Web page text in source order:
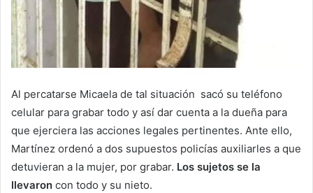
Al percatarse Micaela de tal situación sacó su teléfono
celular para grabar todo y así dar cuenta a la dueña para
que ejerciera las acciones legales pertinentes. Ante ello,
Martínez ordenó a dos supuestos policías auxiliarles a que
detuvieran a la mujer, por grabar. Los sujetos se la
llevaron con todo y su nieto.